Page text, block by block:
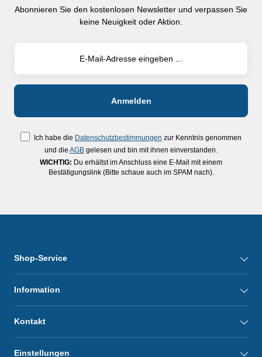
Abonnieren Sie den kostenlosen Newsletter und verpassen Sie
keine Neuigkeit oder Aktion.
Ich habe die Datenschutzbestimmungen zur Kenntnis genommen
und die AGB gelesen und bin mit ihnen einverstanden.
WICHTIG: Du erhältst im Anschluss eine E-Mail mit einem
Bestätigungslink (Bitte schaue auch im SPAM nach).
Shop-Service
Information
Kontakt
Einstellungen